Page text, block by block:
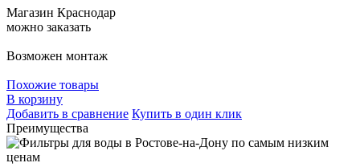
Магазин Краснодар
можно заказать
Возможен монтаж
Похожие товары
В корзину
Добавить в сравнение Купить в один клик
Преимущества